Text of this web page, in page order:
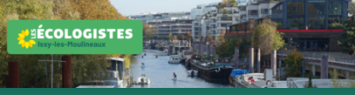
Aller
au
contenu
principalLes Écolos d'Issy
Groupe local Les Écologistes d'Issy-les-Moulineaux